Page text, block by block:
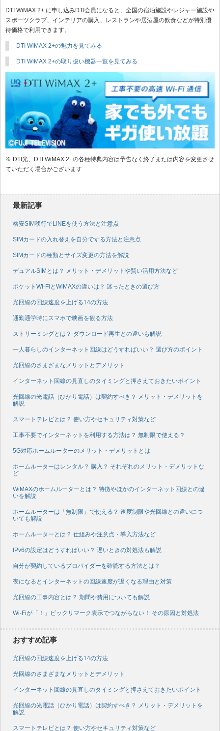
DTI WiMAX 2+ に申し込みDTI会員になると、全国の宿泊施設やレジャー施設や
スポーツクラブ、インテリアの購入、レストランや居酒屋の飲食などが特別優
待価格で利用できます。
DTI WiMAX 2+の魅力を見てみる
DTI WiMAX 2+の取り扱い機器一覧を見てみる
※ DTI光、DTI WiMAX 2+の各種特典内容は予告なく終了または内容を変更させ
ていただく場合がございます
最新記事
格安SIM移行でLINEを使う方法と注意点
SIMカードの入れ替えを自分でする方法と注意点
SIMカードの種類とサイズ変更の方法を解説
デュアルSIMとは？ メリット・デメリットや賢い活用方法など
ポケットWi-FiとWiMAXの違いは？ 迷ったときの選び方
光回線の回線速度を上げる14の方法
通勤通学時にスマホで映画を観る方法
ストリーミングとは？ ダウンロード再生との違いも解説
一人暮らしのインターネット回線はどうすればいい？ 選び方のポイント
光回線のさまざまなメリットとデメリット
インターネット回線の見直しのタイミングと押さえておきたいポイント
光回線の光電話（ひかり電話）は契約すべき？ メリット・デメリットを
解説
スマートテレビとは？ 使い方やセキュリティ対策など
工事不要でインターネットを利用する方法は？ 無制限で使える？
5G対応ホームルーターのメリット・デメリットとは
ホームルーターはレンタル？ 購入？ それぞれのメリット・デメリットな
ど
WiMAXのホームルーターとは？ 特徴やほかのインターネット回線との違
いを解説
ホームルーターは「無制限」で使える？ 速度制限や光回線との違いにつ
いても解説
ホームルーターとは？ 仕組みや注意点・導入方法など
IPv6の設定はどうすればいい？ 遅いときの対処法も解説
自分が契約しているプロバイダーを確認する方法とは？
夜になるとインターネットの回線速度が遅くなる理由と対策
光回線の工事内容とは？ 期間や費用についても解説
Wi-Fiが「！」ビックリマーク表示でつながらない！ その原因と対処法
おすすめ記事
光回線の回線速度を上げる14の方法
光回線のさまざまなメリットとデメリット
インターネット回線の見直しのタイミングと押さえておきたいポイント
光回線の光電話（ひかり電話）は契約すべき？ メリット・デメリットを
解説
スマートテレビとは？ 使い方やセキュリティ対策など